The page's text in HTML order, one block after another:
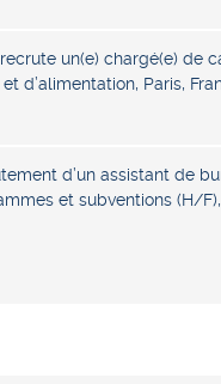
un(e) chargé(e) de
d’alimentation, Paris,
d’un assistant de
et subventions (H/